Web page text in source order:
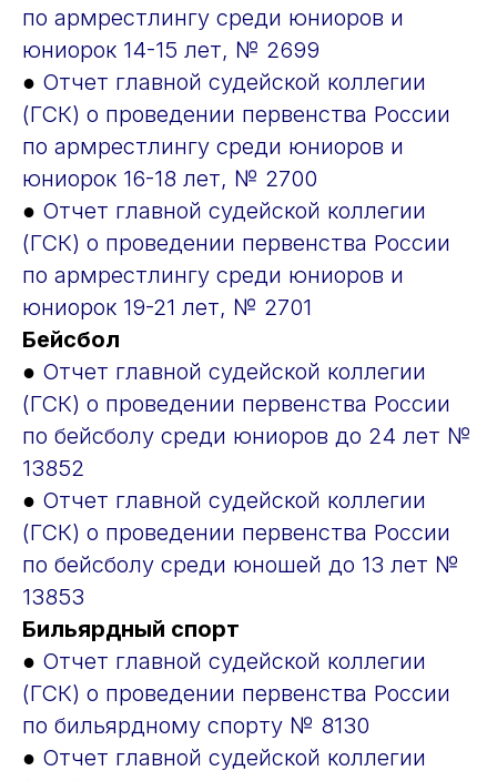
по армрестлингу среди юниоров и
юниорок 14-15 лет, № 2699
● Отчет главной судейской коллегии
(ГСК) о проведении первенства России
по армрестлингу среди юниоров и
юниорок 16-18 лет, № 2700
● Отчет главной судейской коллегии
(ГСК) о проведении первенства России
по армрестлингу среди юниоров и
юниорок 19-21 лет, № 2701
Бейсбол
● Отчет главной судейской коллегии
(ГСК) о проведении первенства России
по бейсболу среди юниоров до 24 лет №
13852
● Отчет главной судейской коллегии
(ГСК) о проведении первенства России
по бейсболу среди юношей до 13 лет №
13853
Бильярдный спорт
● Отчет главной судейской коллегии
(ГСК) о проведении первенства России
по бильярдному спорту № 8130
● Отчет главной судейской коллегии